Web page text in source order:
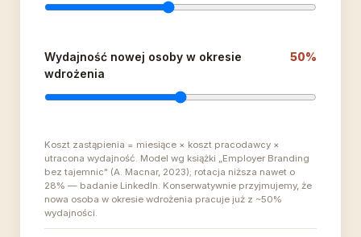
Wydajność nowej osoby w okresie
wdrożenia
50%
Koszt zastąpienia = miesiące × koszt pracodawcy ×
utracona wydajność. Model wg książki „Employer Branding
bez tajemnic" (A. Macnar, 2023); rotacja niższa nawet o
28% — badanie LinkedIn. Konserwatywnie przyjmujemy, że
nowa osoba w okresie wdrożenia pracuje już z ~50%
wydajności.